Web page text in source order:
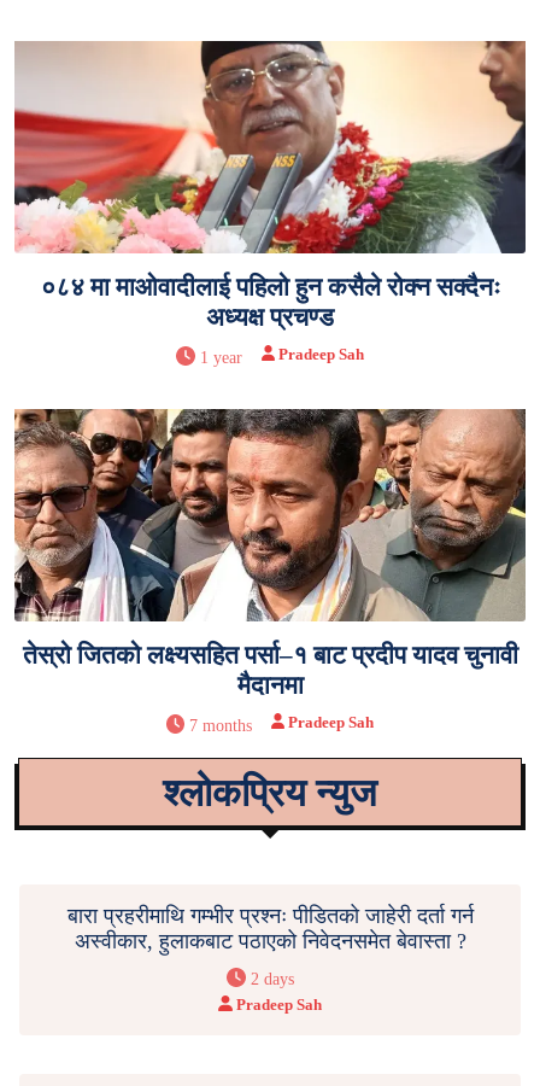
०८४ मा माओवादीलाई पहिलो हुन कसैले रोक्न सक्दैनः
अध्यक्ष प्रचण्ड
1 year Pradeep Sah
तेस्रो जितको लक्ष्यसहित पर्सा–१ बाट प्रदीप यादव चुनावी
मैदानमा
7 months Pradeep Sah
श्लोकप्रिय न्युज
बारा प्रहरीमाथि गम्भीर प्रश्नः पीडितको जाहेरी दर्ता गर्न
अस्वीकार, हुलाकबाट पठाएको निवेदनसमेत बेवास्ता ?
2 days
Pradeep Sah